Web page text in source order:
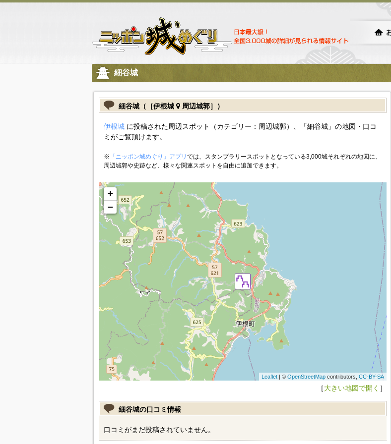
細谷城
細谷城（［伊根城 周辺城郭］）
伊根城に投稿された周辺スポット（カテゴリー：周辺城郭）、「細谷城」の地図・口コ
ミがご覧頂けます。
※ 「ニッポン城めぐり」アプリ では、スタンプラリースポットとなっている3,000城それぞれの地図に、
周辺城郭や史跡など、様々な関連スポットを自由に追加できます。
+
−
Leaflet| © OpenStreetMapcontributors, CC-BY-SA
［大きい地図で開く ］
細谷城の口コミ情報
口コミがまだ投稿されていません。